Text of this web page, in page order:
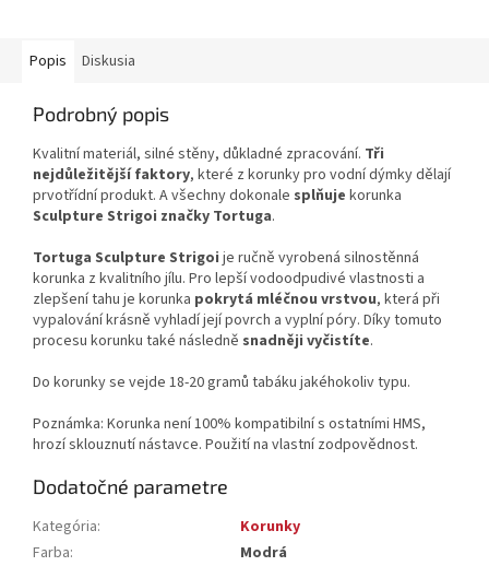
Popis Diskusia
Podrobný popis
Kvalitní materiál, silné stěny, důkladné zpracování. Tři
nejdůležitější faktory, které z korunky pro vodní dýmky dělají
prvotřídní produkt. A všechny dokonale splňuje korunka
Sculpture Strigoi značky Tortuga.
Tortuga Sculpture Strigoi je ručně vyrobená silnostěnná
korunka z kvalitního jílu. Pro lepší vodoodpudivé vlastnosti a
zlepšení tahu je korunka pokrytá mléčnou vrstvou, která při
vypalování krásně vyhladí její povrch a vyplní póry. Díky tomuto
procesu korunku také následně snadněji vyčistíte.
Do korunky se vejde 18-20 gramů tabáku jakéhokoliv typu.
Poznámka: Korunka není 100% kompatibilní s ostatními HMS,
hrozí sklouznutí nástavce. Použití na vlastní zodpovědnost.
Dodatočné parametre
Kategória:
Korunky
Farba:
Modrá